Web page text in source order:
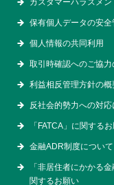
カスタマーハラスメ
保有個人データの安
個人情報の共同利用
取引時確認へのご協力
利益相反管理方針の概
反社会的勢力への対応
「FATCA」に関する
金融ADR制度について
「非居住者にかかる
関するお願い